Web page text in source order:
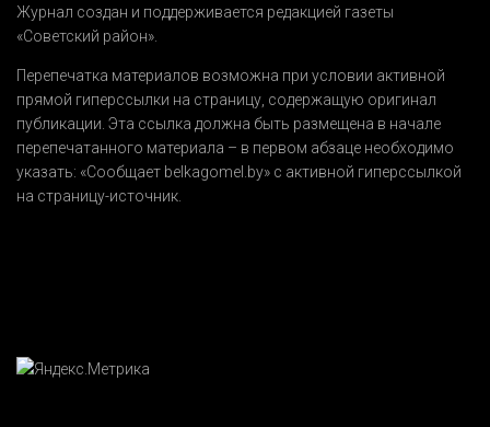
Журнал создан и поддерживается редакцией газеты
«Советский район».
Перепечатка материалов возможна при условии активной
прямой гиперссылки на страницу, содержащую оригинал
публикации. Эта ссылка должна быть размещена в начале
перепечатанного материала – в первом абзаце необходимо
указать: «Сообщает belkagomel.by» с активной гиперссылкой
на страницу-источник.